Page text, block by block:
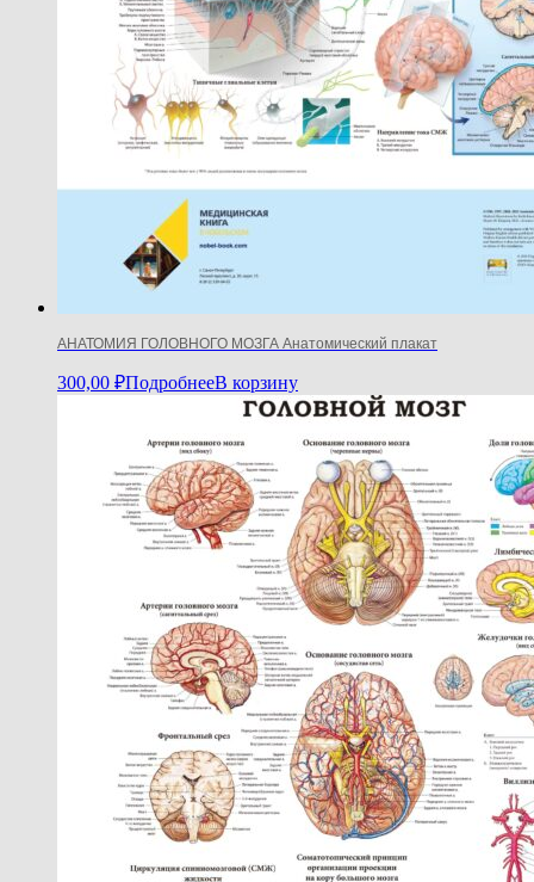
АНАТОМИЯ ГОЛОВНОГО МОЗГА Анатомический плакат
300,00 ₽ПодробнееВ корзину